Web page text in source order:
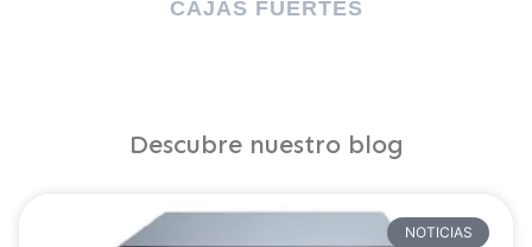
CAJAS FUERTES
Descubre nuestro blog
NOTICIAS